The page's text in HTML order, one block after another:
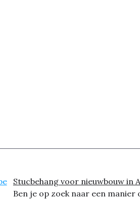
Stucbehang voor nieuwbouw in
Ben je op zoek naar een manier